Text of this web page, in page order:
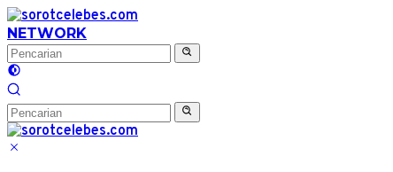
Langsung
ke
konten
NETWORK